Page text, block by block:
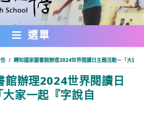
選單
/ 轉知國家圖書館辦理2024世界閱讀日主題活動－「大家一
館辦理2024世界閱讀日
家一起『字說自